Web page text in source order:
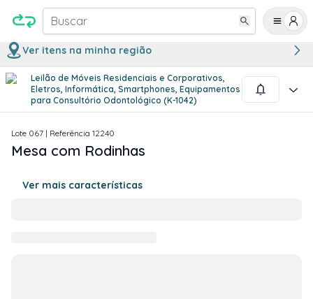
Buscar
Ver itens na minha região
Leilão de Móveis Residenciais e Corporativos,
Eletros, Informática, Smartphones, Equipamentos
para Consultório Odontológico (K-1042)
/2
Lote 067 | Referência 12240
Mesa com Rodinhas
Ver mais características